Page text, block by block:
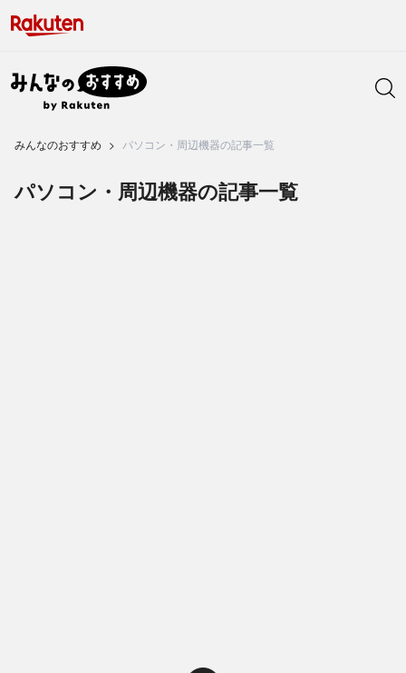
みんなのおすすめ パソコン・周辺機器の記事一覧
パソコン・周辺機器の記事一覧